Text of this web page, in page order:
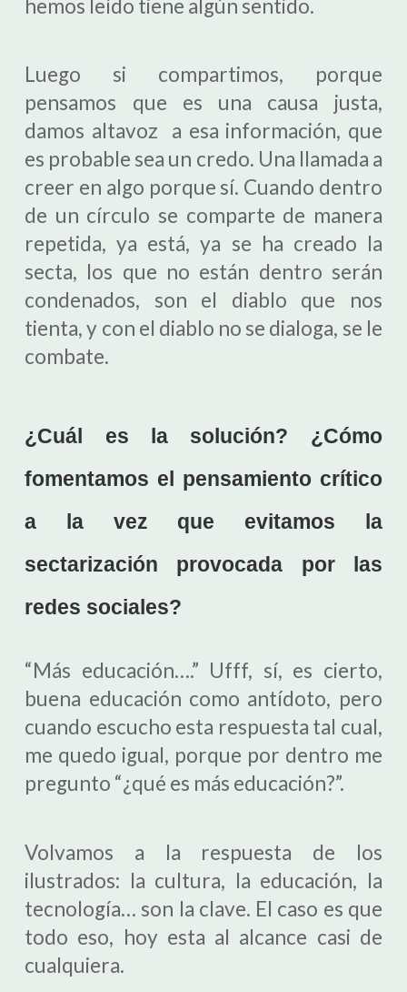
hemos leído tiene algún sentido.
Luego si compartimos, porque
pensamos que es una causa justa,
damos altavoz a esa información, que
es probable sea un credo. Una llamada a
creer en algo porque sí. Cuando dentro
de un círculo se comparte de manera
repetida, ya está, ya se ha creado la
secta, los que no están dentro serán
condenados, son el diablo que nos
tienta, y con el diablo no se dialoga, se le
combate.
¿Cuál es la solución? ¿Cómo
fomentamos el pensamiento crítico
a la vez que evitamos la
sectarización provocada por las
redes sociales?
“Más educación….” Ufff, sí, es cierto,
buena educación como antídoto, pero
cuando escucho esta respuesta tal cual,
me quedo igual, porque por dentro me
pregunto “¿qué es más educación?”.
Volvamos a la respuesta de los
ilustrados: la cultura, la educación, la
tecnología… son la clave. El caso es que
todo eso, hoy esta al alcance casi de
cualquiera.